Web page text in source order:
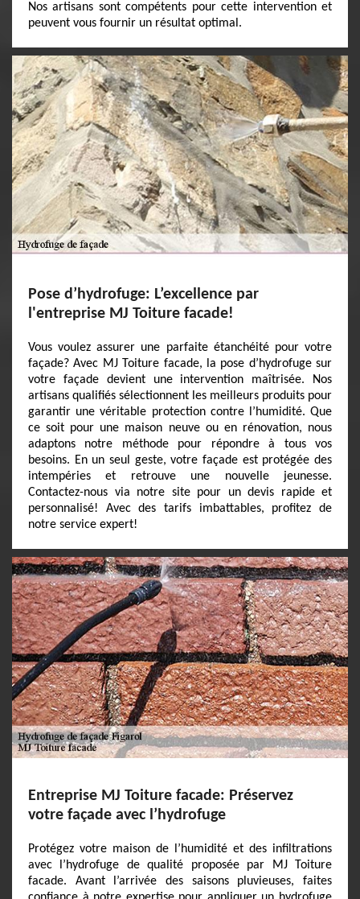
Nos artisans sont compétents pour cette intervention et
peuvent vous fournir un résultat optimal.
Pose d’hydrofuge: L’excellence par
l'entreprise MJ Toiture facade!
Vous voulez assurer une parfaite étanchéité pour votre
façade? Avec MJ Toiture facade, la pose d’hydrofuge sur
votre façade devient une intervention maîtrisée. Nos
artisans qualifiés sélectionnent les meilleurs produits pour
garantir une véritable protection contre l’humidité. Que
ce soit pour une maison neuve ou en rénovation, nous
adaptons notre méthode pour répondre à tous vos
besoins. En un seul geste, votre façade est protégée des
intempéries et retrouve une nouvelle jeunesse.
Contactez-nous via notre site pour un devis rapide et
personnalisé! Avec des tarifs imbattables, profitez de
notre service expert!
Entreprise MJ Toiture facade: Préservez
votre façade avec l’hydrofuge
Protégez votre maison de l’humidité et des infiltrations
avec l’hydrofuge de qualité proposée par MJ Toiture
facade. Avant l’arrivée des saisons pluvieuses, faites